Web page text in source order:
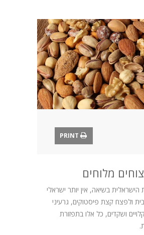
מלוחים
הישראלית בשיאה, אין יותר ישראלי
ולפצח קצת פיסטוקים, גרעיני
ושקדים, כל אלו בתפזורת